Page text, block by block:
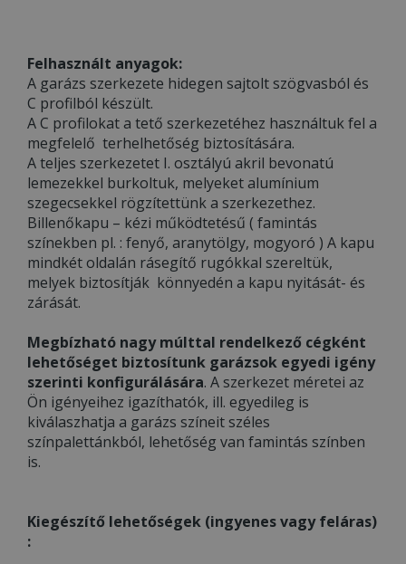
Felhasznált anyagok:
A garázs szerkezete hidegen sajtolt szögvasból és
C profilból készült.
A C profilokat a tető szerkezetéhez használtuk fel a
megfelelő terhelhetőség biztosítására.
A teljes szerkezetet I. osztályú akril bevonatú
lemezekkel burkoltuk, melyeket alumínium
szegecsekkel rögzítettünk a szerkezethez.
Billenőkapu – kézi működtetésű ( famintás
színekben pl. : fenyő, aranytölgy, mogyoró ) A kapu
mindkét oldalán rásegítő rugókkal szereltük,
melyek biztosítják könnyedén a kapu nyitását- és
zárását.
Megbízható nagy múlttal rendelkező cégként
lehetőséget biztosítunk garázsok egyedi igény
szerinti konfigurálására. A szerkezet méretei az
Ön igényeihez igazíthatók, ill. egyedileg is
kiválaszhatja a garázs színeit széles
színpalettánkból, lehetőség van famintás színben
is.
Kiegészítő lehetőségek (ingyenes vagy feláras)
: